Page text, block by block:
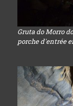
Gruta do Morro
porche d'entrée